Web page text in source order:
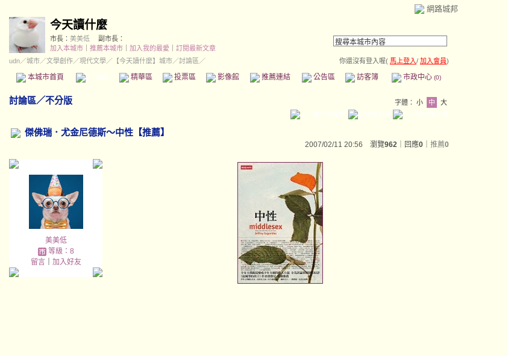
網路城邦
今天讀什麼
市長： 美美低
副市長：
加入本城市
推薦本城市 加入我的最愛
訂閱最新文章
udn／城市／文學創作／現代文學／ 【今天讀什麼】城市／討論區／ 你還沒有登入喔( 馬上登入/ 加入會員)
本城市首頁 精華區 投票區 影像館 推薦連結 公告區 訪客簿 市政中心 (0)
討論區／不分版 字體： 小 中 大
傑佛瑞．尤金尼德斯～中性【推薦】
2007/02/11 20:56 瀏覽962 ｜回應0 推薦0
美美低
等級：8
留言｜ 加入好友